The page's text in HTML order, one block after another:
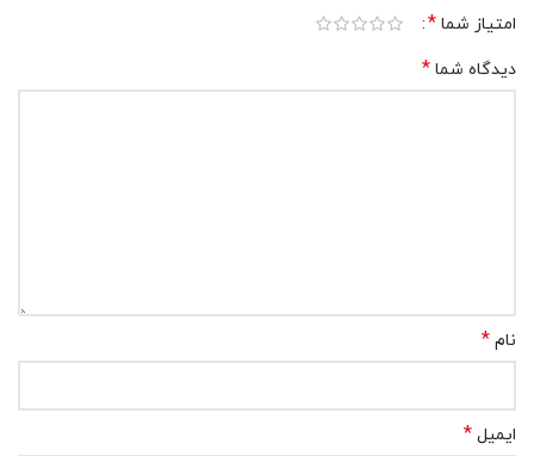
امتیاز شما *
دیدگاه شما *
نام *
ایمیل *